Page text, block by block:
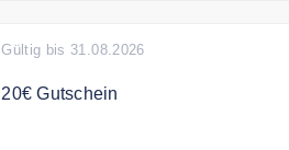
Gültig bis 31.08.2026
20€ Gutschein